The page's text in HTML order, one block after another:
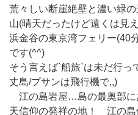
荒々しい断崖絶壁と濃い緑
山(晴天だったけど遠くは見
浜金谷の東京湾フェリー(40
です(^^)
そう言えば`船旅`は未だ行っ
丈島/プサンは飛行機で,,)
江の島岩屋…島の最奥部に
天信仰の発祥の地！ 江の島